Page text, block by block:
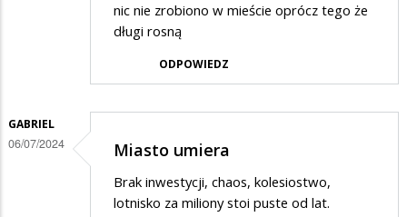
nic nie zrobiono w mieście oprócz tego że
długi rosną
ODPOWIEDZ
GABRIEL
06/07/2024 Miasto umiera
Brak inwestycji, chaos, kolesiostwo,
lotnisko za miliony stoi puste od lat.